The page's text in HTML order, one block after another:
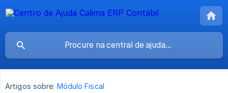
Artigos sobre: Módulo Fiscal